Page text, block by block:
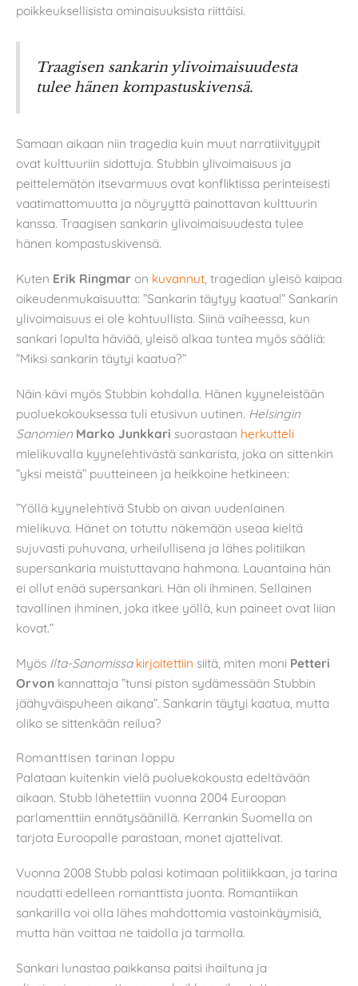
poikkeuksellisista ominaisuuksista riittäisi.
Traagisen sankarin ylivoimaisuudesta
tulee hänen kompastuskivensä.
Samaan aikaan niin tragedia kuin muut narratiivityypit
ovat kulttuuriin sidottuja. Stubbin ylivoimaisuus ja
peittelemätön itsevarmuus ovat konfliktissa perinteisesti
vaatimattomuutta ja nöyryyttä painottavan kulttuurin
kanssa. Traagisen sankarin ylivoimaisuudesta tulee
hänen kompastuskivensä.
Kuten Erik Ringmar on kuvannut, tragedian yleisö kaipaa
oikeudenmukaisuutta: ”Sankarin täytyy kaatua!” Sankarin
ylivoimaisuus ei ole kohtuullista. Siinä vaiheessa, kun
sankari lopulta häviää, yleisö alkaa tuntea myös sääliä:
”Miksi sankarin täytyi kaatua?”
Näin kävi myös Stubbin kohdalla. Hänen kyyneleistään
puoluekokouksessa tuli etusivun uutinen. Helsingin
Sanomien Marko Junkkari suorastaan herkutteli
mielikuvalla kyynelehtivästä sankarista, joka on sittenkin
”yksi meistä” puutteineen ja heikkoine hetkineen:
”Yöllä kyynelehtivä Stubb on aivan uudenlainen
mielikuva. Hänet on totuttu näkemään useaa kieltä
sujuvasti puhuvana, urheilullisena ja lähes politiikan
supersankaria muistuttavana hahmona. Lauantaina hän
ei ollut enää supersankari. Hän oli ihminen. Sellainen
tavallinen ihminen, joka itkee yöllä, kun paineet ovat liian
kovat.”
Myös Ilta-Sanomissa kirjoitettiin siitä, miten moni Petteri
Orvon kannattaja ”tunsi piston sydämessään Stubbin
jäähyväispuheen aikana”. Sankarin täytyi kaatua, mutta
oliko se sittenkään reilua?
Romanttisen tarinan loppu
Palataan kuitenkin vielä puoluekokousta edeltävään
aikaan. Stubb lähetettiin vuonna 2004 Euroopan
parlamenttiin ennätysäänillä. Kerrankin Suomella on
tarjota Euroopalle parastaan, monet ajattelivat.
Vuonna 2008 Stubb palasi kotimaan politiikkaan, ja tarina
noudatti edelleen romanttista juonta. Romantiikan
sankarilla voi olla lähes mahdottomia vastoinkäymisiä,
mutta hän voittaa ne taidolla ja tarmolla.
Sankari lunastaa paikkansa paitsi ihailtuna ja